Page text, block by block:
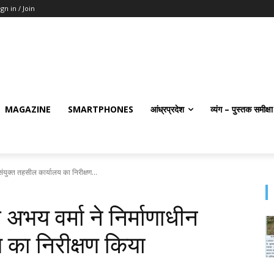
in / Join
MAGAZINE SMARTPHONES आंध्रप्रदेश व्यंग – पुस्तक समीक्षा
तहसील कार्यालय का निरीक्षण...
वर्मा ने निर्माणाधीन
निरीक्षण किया